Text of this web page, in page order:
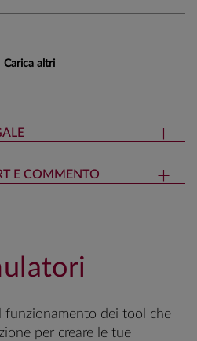
Carica altri
E COMMENTO
funzionamento dei tool che
per creare le tue